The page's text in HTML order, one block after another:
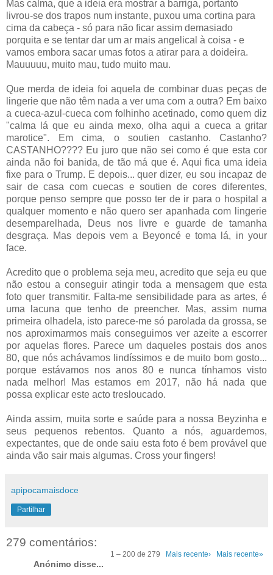
Mas calma, que a ideia era mostrar a barriga, portanto
livrou-se dos trapos num instante, puxou uma cortina para
cima da cabeça - só para não ficar assim demasiado
porquita e se tentar dar um ar mais angelical à coisa - e
vamos embora sacar umas fotos a atirar para a doideira.
Mauuuuu, muito mau, tudo muito mau.
Que merda de ideia foi aquela de combinar duas peças de
lingerie que não têm nada a ver uma com a outra? Em baixo
a cueca-azul-cueca com folhinho acetinado, como quem diz
"calma lá que eu ainda mexo, olha aqui a cueca a gritar
marotice". Em cima, o soutien castanho. Castanho?
CASTANHO???? Eu juro que não sei como é que esta cor
ainda não foi banida, de tão má que é. Aqui fica uma ideia
fixe para o Trump. E depois... quer dizer, eu sou incapaz de
sair de casa com cuecas e soutien de cores diferentes,
porque penso sempre que posso ter de ir para o hospital a
qualquer momento e não quero ser apanhada com lingerie
desemparelhada, Deus nos livre e guarde de tamanha
desgraça. Mas depois vem a Beyoncé e toma lá, in your
face.
Acredito que o problema seja meu, acredito que seja eu que
não estou a conseguir atingir toda a mensagem que esta
foto quer transmitir. Falta-me sensibilidade para as artes, é
uma lacuna que tenho de preencher. Mas, assim numa
primeira olhadela, isto parece-me só parolada da grossa, se
nos aproximarmos mais conseguimos ver azeite a escorrer
por aquelas flores. Parece um daqueles postais dos anos
80, que nós achávamos lindíssimos e de muito bom gosto...
porque estávamos nos anos 80 e nunca tínhamos visto
nada melhor! Mas estamos em 2017, não há nada que
possa explicar este acto tresloucado.
Ainda assim, muita sorte e saúde para a nossa Beyzinha e
seus pequenos rebentos. Quanto a nós, aguardemos,
expectantes, que de onde saiu esta foto é bem provável que
ainda vão sair mais algumas. Cross your fingers!
apipocamaisdoce
Partilhar
279 comentários:
1 – 200 de 279 Mais recente› Mais recente»
Anónimo disse...